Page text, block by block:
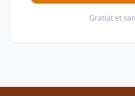
Gratuit et